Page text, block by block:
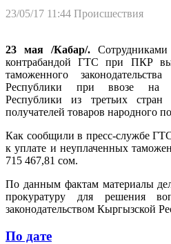
23/05/17 11:44 Происшествия
23 мая /Кабар/.
контрабандой ГТС при ПКР
таможенного
Республики при ввозе на
Республики из третьих
получателей товаров народного
Как сообщили в пресс-службе
к уплате и неуплаченных
715 467,81 сом.
По данным фактам материалы
прокуратуру для решения
законодательством Кыргызской
По дате